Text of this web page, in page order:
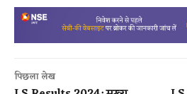
पिछला लेख